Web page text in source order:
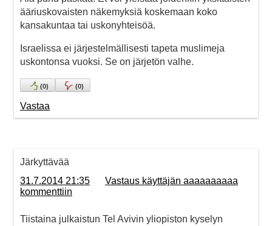
ääriuskovaisten näkemyksiä koskemaan koko
kansakuntaa tai uskonyhteisöä.
Israelissa ei järjestelmällisesti tapeta muslimeja
uskontonsa vuoksi. Se on järjetön valhe.
(0) (0)
Vastaa
Järkyttävää
31.7.2014 21:35
Vastaus käyttäjän aaaaaaaaaa
kommenttiin
Tiistaina julkaistun Tel Avivin yliopiston kyselyn